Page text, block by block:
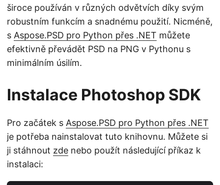
široce používán v různých odvětvích díky svým
robustním funkcím a snadnému použití. Nicméně,
s Aspose.PSD pro Python přes .NET můžete
efektivně převádět PSD na PNG v Pythonu s
minimálním úsilím.
Instalace Photoshop SDK
Pro začátek s Aspose.PSD pro Python přes .NET
je potřeba nainstalovat tuto knihovnu. Můžete si
ji stáhnout zde nebo použít následující příkaz k
instalaci: